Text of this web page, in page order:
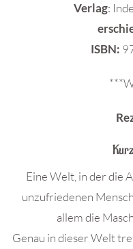
Verlag:
ISBN:
Eine Welt, in der die
unzufriedenen
allem die
Genau in dieser Welt